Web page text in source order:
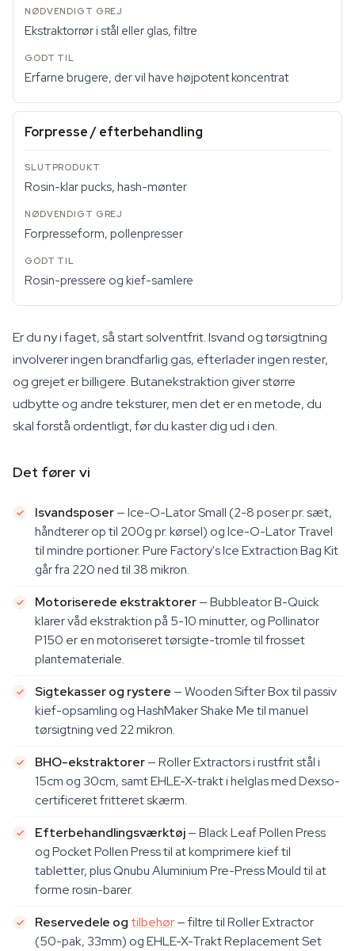
Ekstraktorrør i stål eller glas, filtre
Erfarne brugere, der vil have højpotent koncentrat
Forpresse / efterbehandling
Rosin-klar pucks, hash-mønter
Forpresseform, pollenpresser
Rosin-pressere og kief-samlere
Er du ny i faget, så start solventfrit. Isvand og tørsigtning
involverer ingen brandfarlig gas, efterlader ingen rester,
og grejet er billigere. Butanekstraktion giver større
udbytte og andre teksturer, men det er en metode, du
skal forstå ordentligt, før du kaster dig ud i den.
Det fører vi
Isvandsposer— Ice-O-Lator Small (2-8 poser pr. sæt,
håndterer op til 200g pr. kørsel) og Ice-O-Lator Travel
til mindre portioner. Pure Factory's Ice Extraction Bag Kit
går fra 220 ned til 38 mikron.
Motoriserede ekstraktorer— Bubbleator B-Quick
klarer våd ekstraktion på 5-10 minutter, og Pollinator
P150 er en motoriseret tørsigte-tromle til frosset
plantemateriale.
Sigtekasser og rystere — Wooden Sifter Box til passiv
kief-opsamling og HashMaker Shake Me til manuel
tørsigtning ved 22 mikron.
BHO-ekstraktorer— Roller Extractors i rustfrit stål i
15cm og 30cm, samt EHLE-X-trakt i helglas med Dexso-
certificeret fritteret skærm.
Efterbehandlingsværktøj— Black Leaf Pollen Press
og Pocket Pollen Press til at komprimere kief til
tabletter, plus Qnubu Aluminium Pre-Press Mould til at
forme rosin-barer.
Reservedele og tilbehør— filtre til Roller Extractor
(50-pak, 33mm) og EHLE-X-Trakt Replacement Set